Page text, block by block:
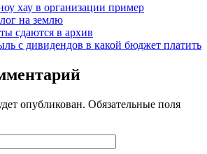
хау в организации пример
на землю
сдаются в архив
с дивидендов в какой бюджет платить
опубликован. Обязательные поля